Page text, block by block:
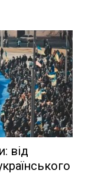
від